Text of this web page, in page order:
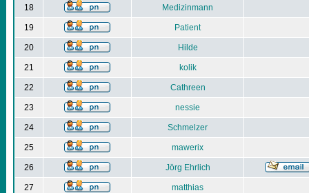
18 Medizinmann
19 Patient
20 Hilde
21 kolik
22 Cathreen
23 nessie
24 Schmelzer
25 mawerix
26 Jörg Ehrlich
27 matthias